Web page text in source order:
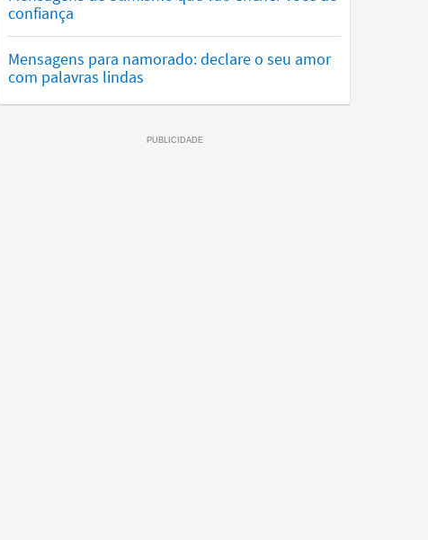
confiança
Mensagens para namorado: declare o seu amor
com palavras lindas